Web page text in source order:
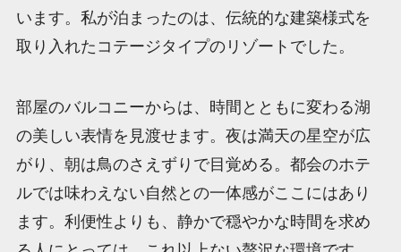
います。私が泊まったのは、伝統的な建築様式を
取り入れたコテージタイプのリゾートでした。
部屋のバルコニーからは、時間とともに変わる湖
の美しい表情を見渡せます。夜は満天の星空が広
がり、朝は鳥のさえずりで目覚める。都会のホテ
ルでは味わえない自然との一体感がここにはあり
ます。利便性よりも、静かで穏やかな時間を求め